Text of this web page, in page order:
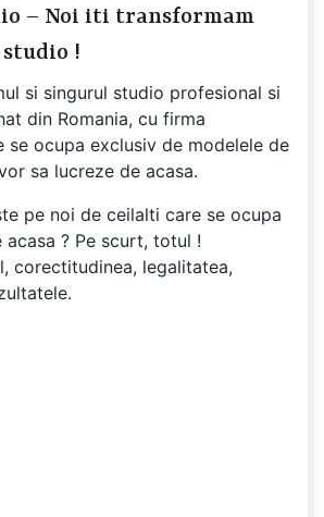
– Noi iti transformam
!
si singurul studio profesional si
din Romania, cu firma
se ocupa exclusiv de modelele de
sa lucreze de acasa.
pe noi de ceilalti care se ocupa
? Pe scurt, totul !
corectitudinea, legalitatea,